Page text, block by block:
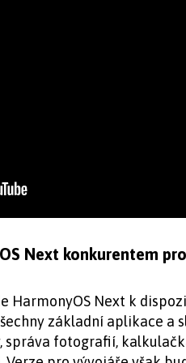
Next konkurentem
HarmonyOS Next k
základní aplikace a
správa fotografií,